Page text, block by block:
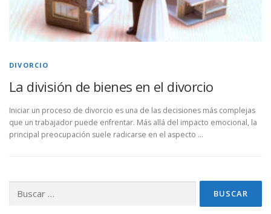
DIVORCIO
La división de bienes en el divorcio
Iniciar un proceso de divorcio es una de las decisiones más complejas
que un trabajador puede enfrentar. Más allá del impacto emocional, la
principal preocupación suele radicarse en el aspecto …